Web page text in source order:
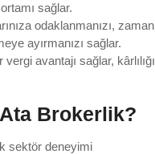
sağlar.
odaklanmanızı,
ayırmanızı sağlar.
avantajı sağlar,
Brokerlik?
sektör deneyimi